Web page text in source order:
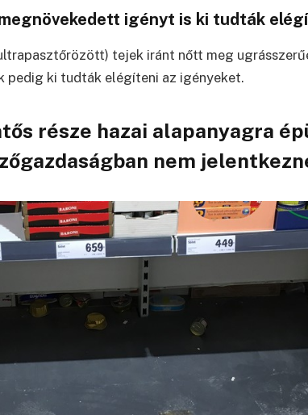
igényt is ki tudták
tejek iránt nőtt meg
pedig ki tudták elégíteni az igényeket.
része hazai alapanyagra
nem